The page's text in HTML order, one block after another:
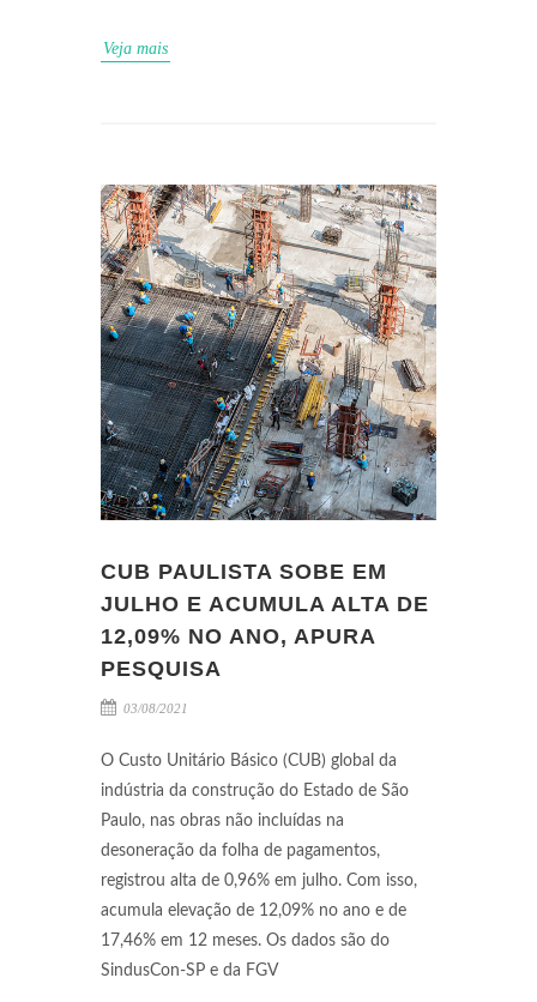
Veja mais
CUB PAULISTA SOBE EM
JULHO E ACUMULA ALTA DE
12,09% NO ANO, APURA
PESQUISA
03/08/2021
O Custo Unitário Básico (CUB) global da
indústria da construção do Estado de São
Paulo, nas obras não incluídas na
desoneração da folha de pagamentos,
registrou alta de 0,96% em julho. Com isso,
acumula elevação de 12,09% no ano e de
17,46% em 12 meses. Os dados são do
SindusCon-SP e da FGV